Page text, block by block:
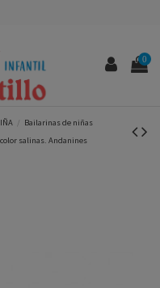
0
Bailarinas de niñas
salinas. Andanines